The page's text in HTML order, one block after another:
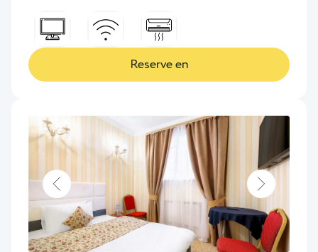
Reserve en